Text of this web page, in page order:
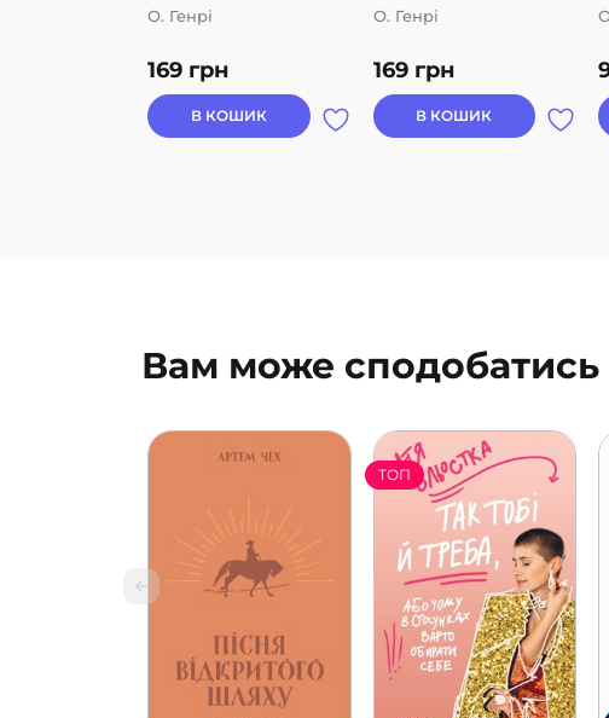
169 грн
О. Генрі
В КОШИК
169 грн
О. Генрі
В КОШИК
Вам може сподобатись
ТОП